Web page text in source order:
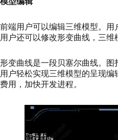
前端用户可以编辑三维模型。
用户还可以修改形变曲线，三
形变曲线是一段贝塞尔曲线。
用户轻松实现三维模型的呈现
费用，加快开发进程。